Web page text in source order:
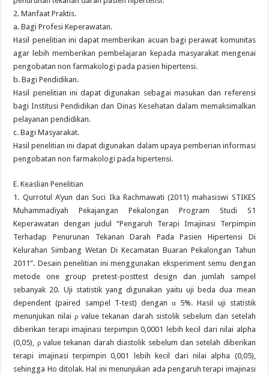
2. Manfaat Praktis.
a. Bagi Profesi Keperawatan.
Hasil penelitian ini dapat memberikan acuan bagi perawat komunitas
agar lebih memberikan pembelajaran kepada masyarakat mengenai
pengobatan non farmakologi pada pasien hipertensi.
b. Bagi Pendidikan.
Hasil penelitian ini dapat digunakan sebagai masukan dan referensi
bagi Institusi Pendidikan dan Dinas Kesehatan dalam memaksimalkan
pelayanan pendidikan.
c. Bagi Masyarakat.
Hasil penelitian ini dapat digunakan dalam upaya pemberian informasi
pengobatan non farmakologi pada hipertensi.
E. Keaslian Penelitian
1. Qurrotul A’yun dan Suci Ika Rachmawati (2011) mahasiswi STIKES
Muhammadiyah Pekajangan Pekalongan Program Studi S1
Keperawatan dengan judul “Pengaruh Terapi Imajinasi Terpimpin
Terhadap Penurunan Tekanan Darah Pada Pasien Hipertensi Di
Kelurahan Simbang Wetan Di Kecamatan Buaran Pekalongan Tahun
2011”. Desain penelitian ini menggunakan eksperiment semu dengan
metode one group pretest-posttest design dan jumlah sampel
sebanyak 20. Uji statistik yang digunakan yaitu uji beda dua mean
dependent (paired sampel T-test) dengan α 5%. Hasil uji statistik
menunjukan nilai ρ value tekanan darah sistolik sebelum dan setelah
diberikan terapi imajinasi terpimpin 0,0001 lebih kecil dari nilai alpha
(0,05), ρ value tekanan darah diastolik sebelum dan setelah diberikan
terapi imajinasi terpimpin 0,001 lebih kecil dari nilai alpha (0,05),
sehingga Ho ditolak. Hal ini menunjukan ada pengaruh terapi imajinasi